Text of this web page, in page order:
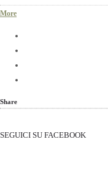
More
Share
SEGUICI SU FACEBOOK